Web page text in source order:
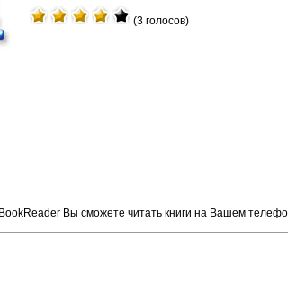
(3 голосов)
Вы сможете читать книги на Вашем